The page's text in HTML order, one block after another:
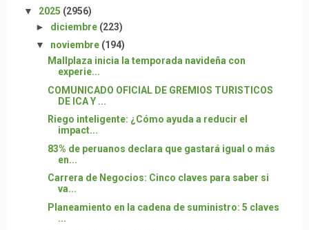
▼ 2025 (2956)
► diciembre (223)
▼ noviembre (194)
Mallplaza inicia la temporada navideña con
experie...
COMUNICADO OFICIAL DE GREMIOS TURISTICOS
DE ICA Y ...
Riego inteligente: ¿Cómo ayuda a reducir el
impact...
83% de peruanos declara que gastará igual o más
en...
Carrera de Negocios: Cinco claves para saber si
va...
Planeamiento en la cadena de suministro: 5 claves
...